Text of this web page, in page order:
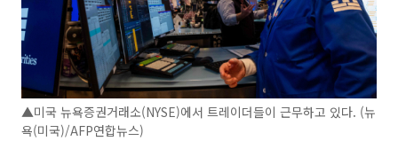
▲미국 뉴욕증권거래소(NYSE)에서 트레이더들이 근무하고 있다. (뉴
욕(미국)/AFP연합뉴스)